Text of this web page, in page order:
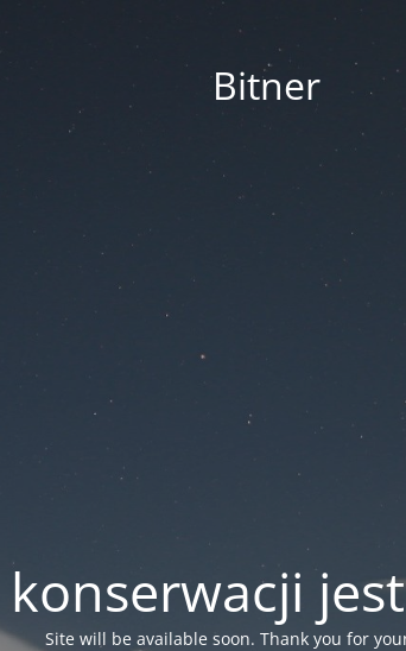
Bitner
Site will be available soon. Thank you for